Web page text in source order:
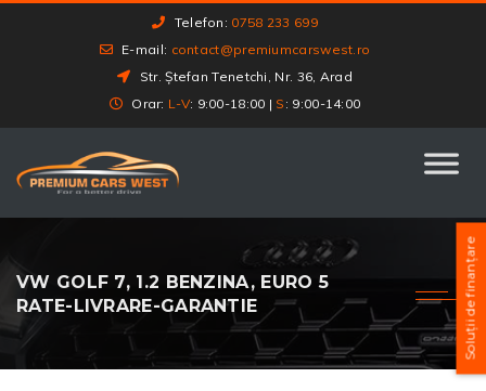
Telefon: 0758 233 699
E-mail: contact@premiumcarswest.ro
Str. Ștefan Tenetchi, Nr. 36, Arad
Orar: L-V: 9:00-18:00 | S : 9:00-14:00
VW GOLF 7, 1.2 BENZINA, EURO 5
RATE-LIVRARE-GARANTIE
Soluții de finanțare